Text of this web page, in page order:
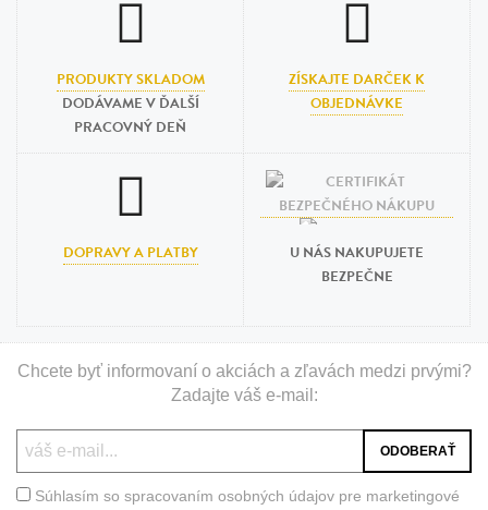
PRODUKTY SKLADOM
DODÁVAME V ĎALŠÍ
PRACOVNÝ DEŇ
ZÍSKAJTE DARČEK K
OBJEDNÁVKE
DOPRAVY A PLATBY
U NÁS NAKUPUJETE
BEZPEČNE
Chcete byť informovaní o akciách a zľavách medzi prvými?
Zadajte váš e-mail:
Súhlasím so spracovaním osobných údajov pre marketingové